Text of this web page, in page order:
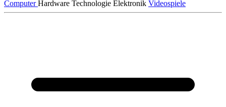
ComputerHardware Technologie Elektronik Videospiele